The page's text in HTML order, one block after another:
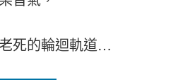
死的輪迴軌道…